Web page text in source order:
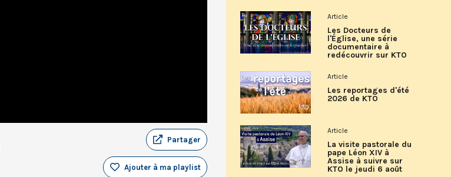
Partager
Ajouter à ma playlist
Article
Les Docteurs de
l'Église, une série
documentaire à
redécouvrir sur KTO
Article
Les reportages d'été
2026 de KTO
Article
La visite pastorale du
pape Léon XIV à
Assise à suivre sur
KTO le jeudi 6 août